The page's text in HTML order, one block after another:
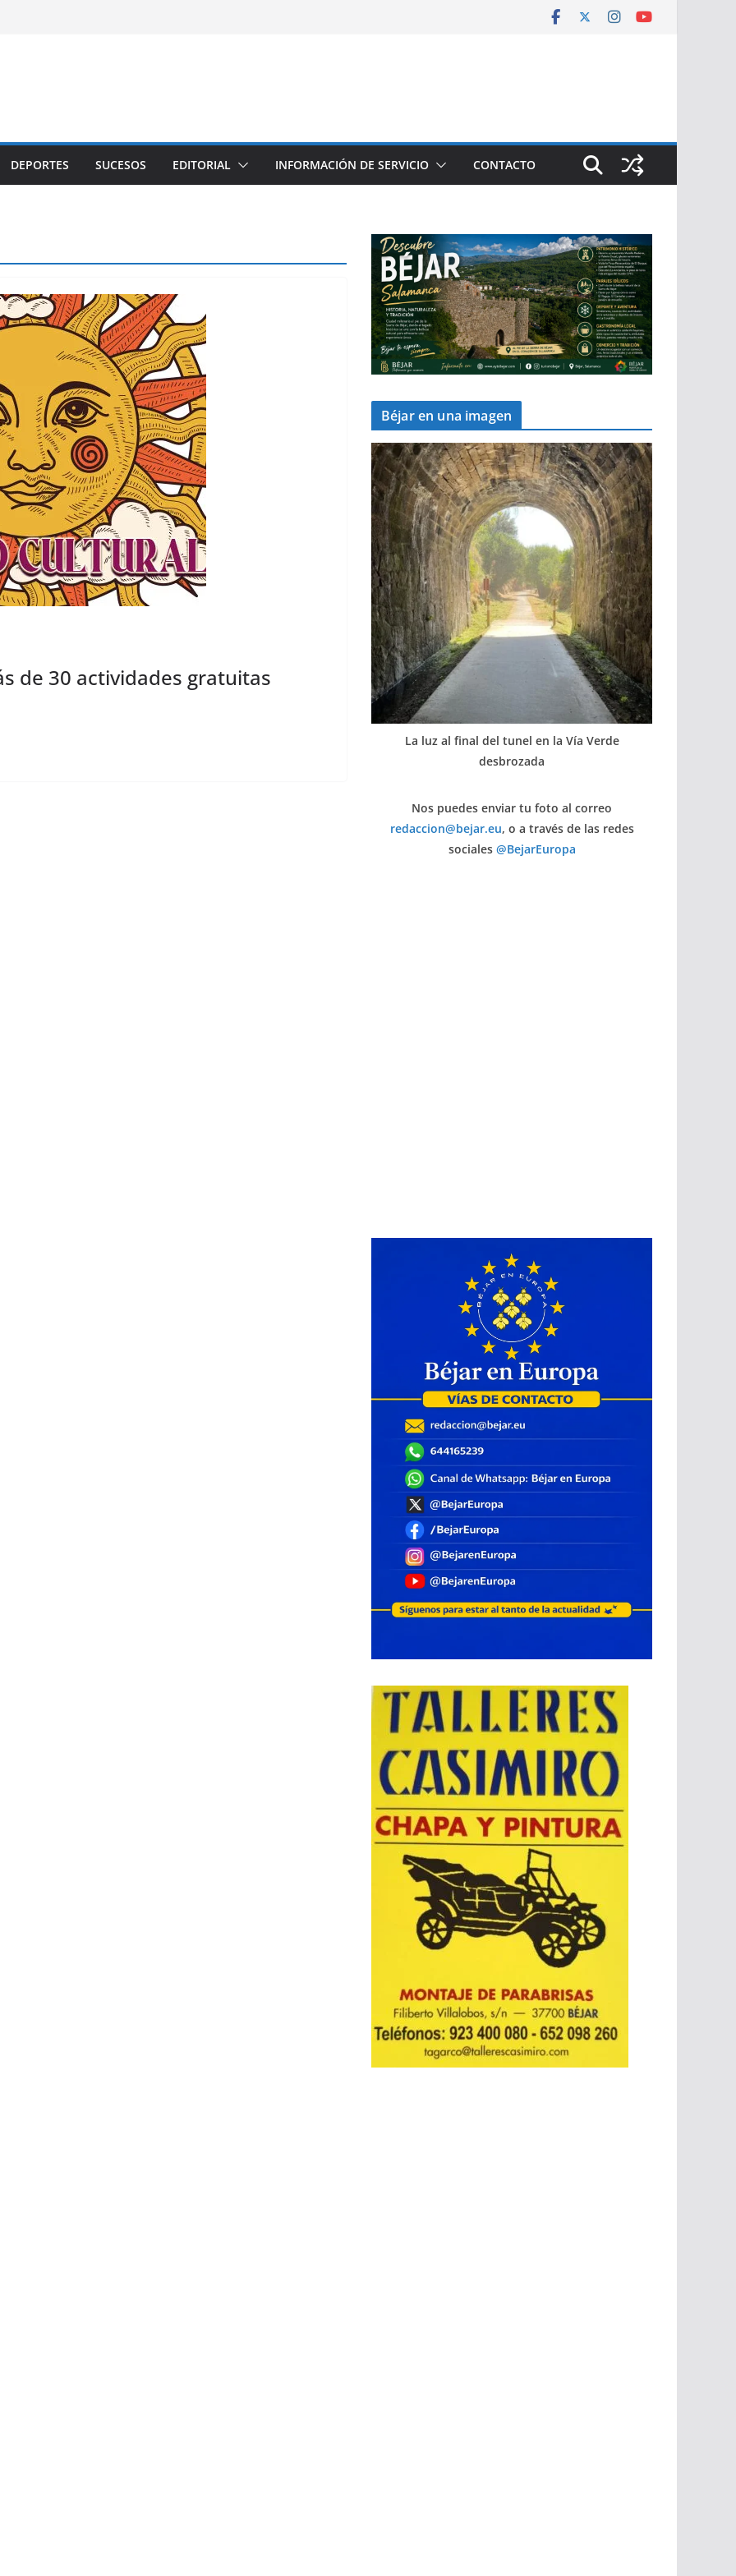
DEPORTES SUCESOS EDITORIAL INFORMACIÓN DE SERVICIO CONTACTO
de 30 actividades gratuitas
Béjar en una imagen
La luz al final del tunel en la Vía Verde
desbrozada
Nos puedes enviar tu foto al correo
redaccion@bejar.eu, o a través de las redes
sociales @BejarEuropa